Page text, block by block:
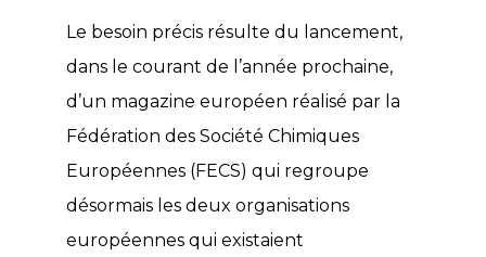
Le besoin précis résulte du lancement,
dans le courant de l’année prochaine,
d’un magazine européen réalisé par la
Fédération des Société Chimiques
Européennes (FECS) qui regroupe
désormais les deux organisations
européennes qui existaient